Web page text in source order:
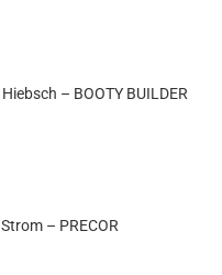
– BOOTY BUILDER
– PRECOR